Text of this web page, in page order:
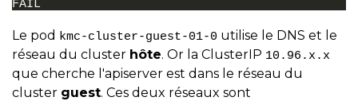
Le pod kmc-cluster-guest-01-0 utilise le DNS et le
réseau du cluster hôte. Or la ClusterIP 10.96.x.x
que cherche l'apiserver est dans le réseau du
cluster guest. Ces deux réseaux sont